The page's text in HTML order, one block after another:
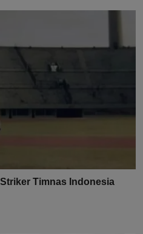
Timnas Indonesia